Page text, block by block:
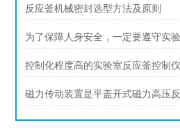
反应釜机械密封选型方法及原则
为了保障人身安全，一定要遵守实
控制化程度高的实验室反应釜控制
磁力传动装置是平盖开式磁力高压